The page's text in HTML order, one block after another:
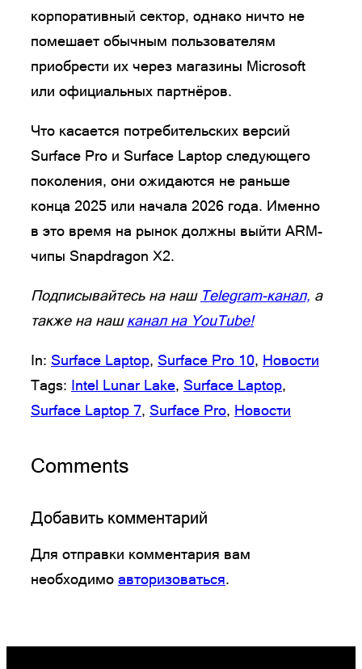
корпоративный сектор, однако ничто не
помешает обычным пользователям
приобрести их через магазины Microsoft
или официальных партнёров.
Что касается потребительских версий
Surface Pro и Surface Laptop следующего
поколения, они ожидаются не раньше
конца 2025 или начала 2026 года. Именно
в это время на рынок должны выйти ARM-
чипы Snapdragon X2.
Подписывайтесь на наш Telegram-канал, а
также на нашканал на YouTube!
In: Surface Laptop, Surface Pro 10, Новости
Tags: Intel Lunar Lake, Surface Laptop
Surface Laptop 7, Surface Pro, Новости
Comments
Добавить комментарий
Для отправки комментария вам
необходимо авторизоваться.